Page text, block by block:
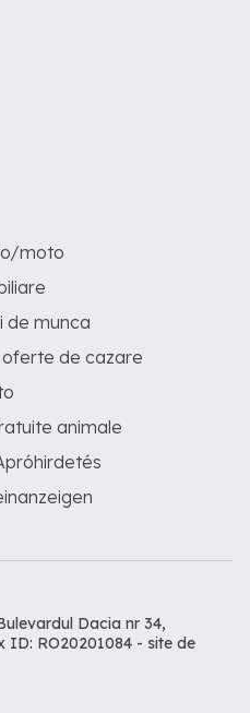
moto
de munca
oferte de cazare
animale
Dacia nr 34,
ID: RO20201084 - site de